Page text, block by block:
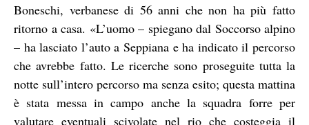
Boneschi, verbanese di 56 anni che non ha più fatto
ritorno a casa. «L’uomo – spiegano dal Soccorso alpino
– ha lasciato l’auto a Seppiana e ha indicato il percorso
che avrebbe fatto. Le ricerche sono proseguite tutta la
notte sull’intero percorso ma senza esito; questa mattina
è stata messa in campo anche la squadra forre per
valutare eventuali scivolate nel rio che costeggia il